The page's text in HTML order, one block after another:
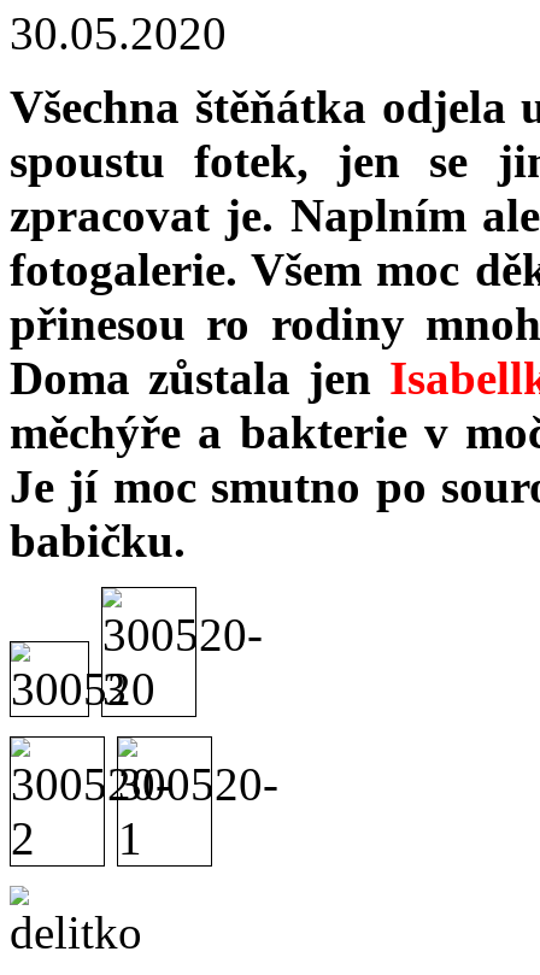
30.05.2020
Všechna štěňátka odjela
spoustu fotek, jen se
zpracovat je. Naplním
fotogalerie. Všem moc
přinesou ro rodiny
Doma zůstala jen
měchýře a bakterie v
Je jí moc smutno po
babičku.